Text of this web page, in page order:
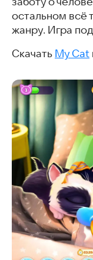
остальном всё
жанру. Игра
Скачать My Cat